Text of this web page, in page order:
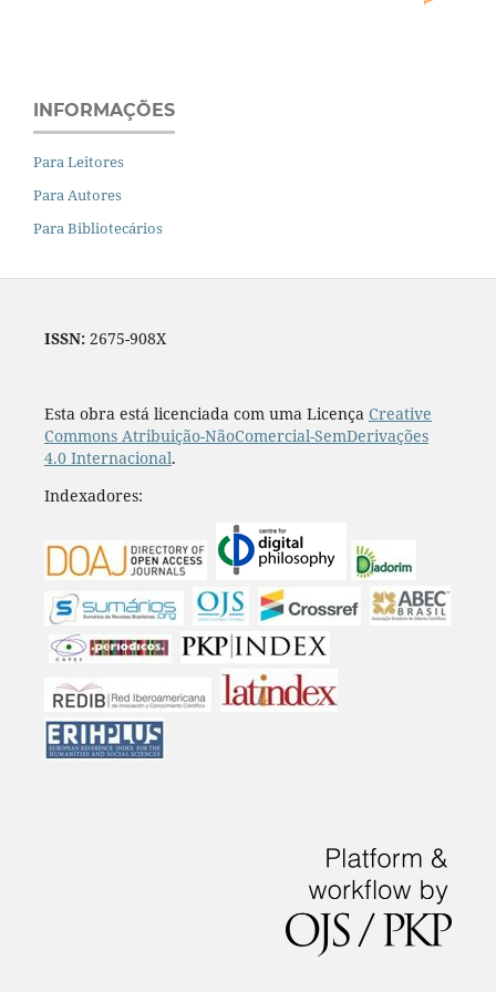
INFORMAÇÕES
Para Leitores
Para Autores
Para Bibliotecários
ISSN:2675-908X
Esta obra está licenciada com uma Licença Creative
Commons Atribuição-NãoComercial-SemDerivações
4.0 Internacional.
Indexadores: